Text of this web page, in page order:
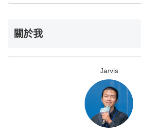
關於我
Jarvis